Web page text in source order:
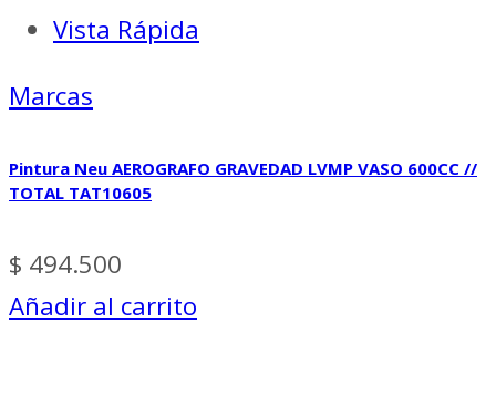
Vista Rápida
Marcas
Pintura Neu AEROGRAFO GRAVEDAD LVMP VASO 600CC //
TOTAL TAT10605
$ 494.500
Añadir al carrito